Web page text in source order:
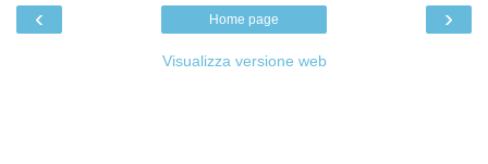
‹ ›
Home page
Visualizza versione web